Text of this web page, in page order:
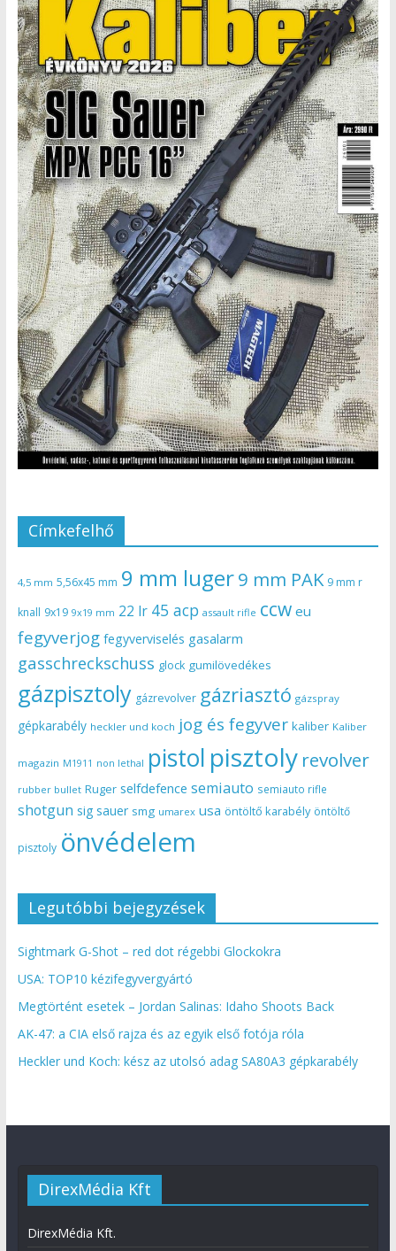
Címkefelhő
4,5 mm 5,56x45 mm 9 mm luger9 mm PAK 9 mm r
knall 9x19 9x19 mm 22 lr 45 acp assault rifle ccw eu
fegyverjog fegyverviselés gasalarm
gasschreckschuss glock gumilövedékes
gázpisztoly gázrevolver gázriasztó gázspray
gépkarabély heckler und koch jog és fegyver kaliber Kaliber
magazin M1911 non lethal pistol pisztoly revolver
rubber bullet Ruger selfdefence semiauto semiauto rifle
shotgun sig sauer smg umarex usa öntöltő karabély öntöltő
pisztoly önvédelem
Legutóbbi bejegyzések
Sightmark G-Shot – red dot régebbi Glockokra
USA: TOP10 kézifegyvergyártó
Megtörtént esetek – Jordan Salinas: Idaho Shoots Back
AK-47: a CIA első rajza és az egyik első fotója róla
Heckler und Koch: kész az utolsó adag SA80A3 gépkarabély
DirexMédia Kft
DirexMédia Kft.